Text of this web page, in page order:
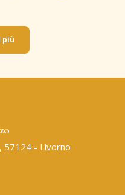
più
57124 - Livorno